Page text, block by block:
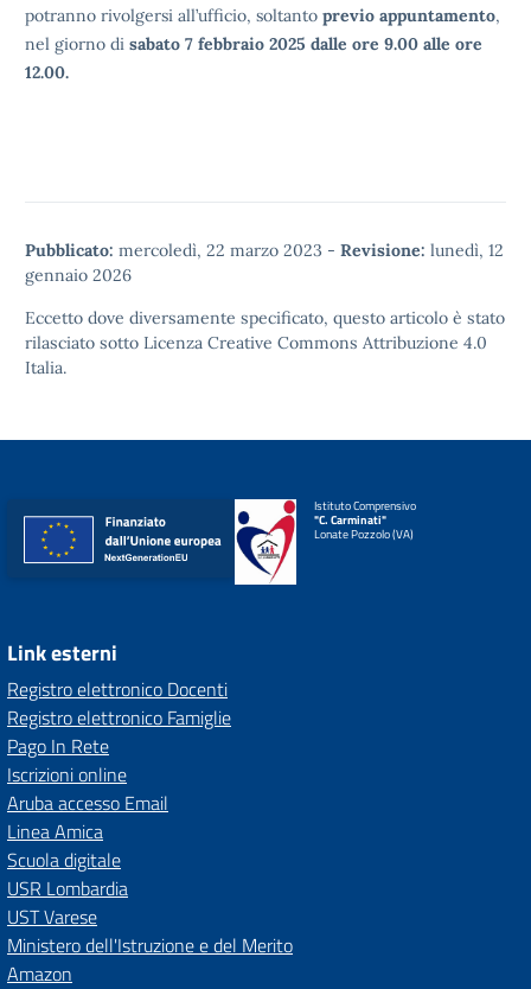
potranno rivolgersi all’ufficio, soltanto previo appuntamento,
nel giorno di sabato 7 febbraio 2025 dalle ore 9.00 alle ore
12.00.
Pubblicato: mercoledì, 22 marzo 2023 - Revisione: lunedì, 12
gennaio 2026
Eccetto dove diversamente specificato, questo articolo è stato
rilasciato sotto Licenza Creative Commons Attribuzione 4.0
Italia.
Istituto Comprensivo
"C. Carminati"
Lonate Pozzolo (VA)
Link esterni
Registro elettronico Docenti
Registro elettronico Famiglie
Pago In Rete
Iscrizioni online
Aruba accesso Email
Linea Amica
Scuola digitale
USR Lombardia
UST Varese
Ministero dell'Istruzione e del Merito
Amazon